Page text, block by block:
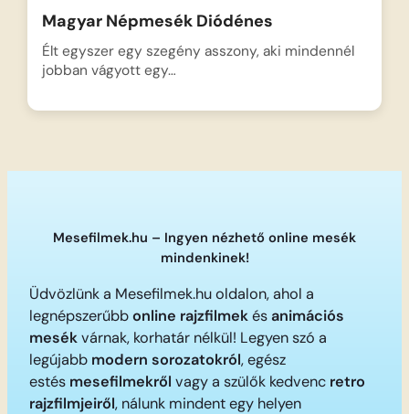
Magyar Népmesék Diódénes
Élt egyszer egy szegény asszony, aki mindennél
jobban vágyott egy…
Mesefilmek.hu – Ingyen nézhető online mesék
mindenkinek!
Üdvözlünk a Mesefilmek.hu oldalon, ahol a
legnépszerűbbonline rajzfilmekésanimációs
mesékvárnak, korhatár nélkül! Legyen szó a
legújabb modern sorozatokról, egész
estés mesefilmekről vagy a szülők kedvenc retro
rajzfilmjeiről, nálunk mindent egy helyen